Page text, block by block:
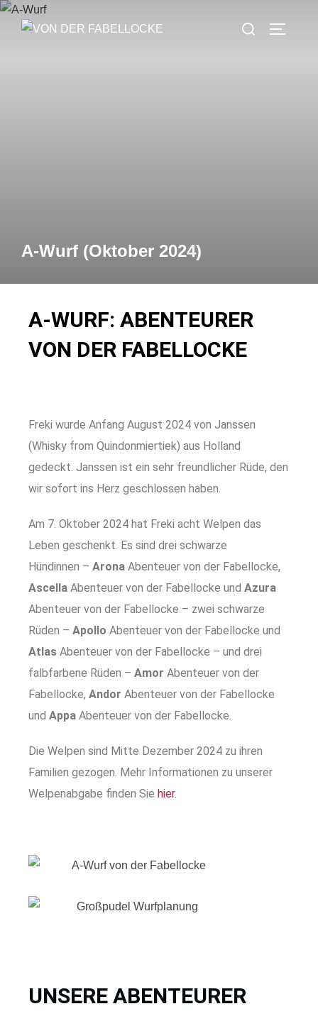
A-Wurf (Oktober 2024)
A-WURF: ABENTEURER
VON DER FABELLOCKE
Freki wurde Anfang August 2024 von Janssen
(Whisky from Quindonmiertiek) aus Holland
gedeckt. Janssen ist ein sehr freundlicher Rüde, den
wir sofort ins Herz geschlossen haben.
Am 7. Oktober 2024 hat Freki acht Welpen das
Leben geschenkt. Es sind drei schwarze
Hündinnen – Arona Abenteuer von der Fabellocke,
Ascella Abenteuer von der Fabellocke und Azura
Abenteuer von der Fabellocke – zwei schwarze
Rüden – Apollo Abenteuer von der Fabellocke und
Atlas Abenteuer von der Fabellocke – und drei
falbfarbene Rüden – Amor Abenteuer von der
Fabellocke, Andor Abenteuer von der Fabellocke
und Appa Abenteuer von der Fabellocke.
Die Welpen sind Mitte Dezember 2024 zu ihren
Familien gezogen. Mehr Informationen zu unserer
Welpenabgabe finden Sie hier.
UNSERE ABENTEURER